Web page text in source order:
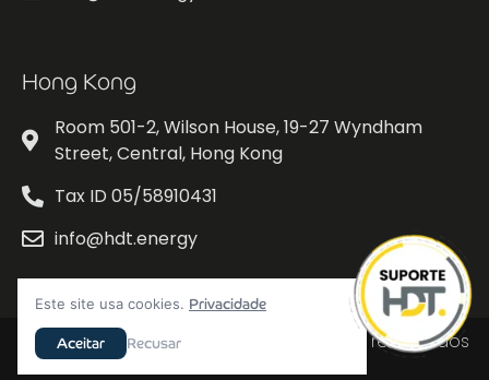
Hong Kong
Room 501-2, Wilson House, 19-27 Wyndham
Street, Central, Hong Kong
Tax ID 05/58910431
info@hdt.energy
Código de ética© HDT - Todos os direitos reservados
Este site usa cookies. Privacidade
Aceitar Recusar